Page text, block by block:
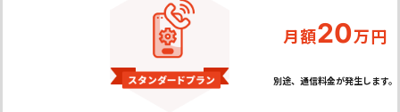
月額20万円
別途、通信料金が発生します。